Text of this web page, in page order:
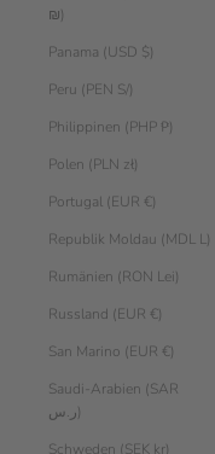
₪)
Panama (USD $)
Peru (PEN S/)
Philippinen (PHP ₱)
Polen (PLN zł)
Portugal (EUR €)
Republik Moldau (MDL L)
Rumänien (RON Lei)
Russland (EUR €)
San Marino (EUR €)
Saudi-Arabien (SAR
ر.س)
Schweden (SEK kr)